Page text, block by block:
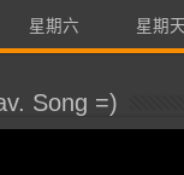
星期六 星期天
Song =)